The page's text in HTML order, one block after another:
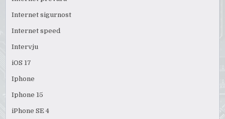
Internet sigurnost
Internet speed
Intervju
iOS 17
Iphone
Iphone 15
iPhone SE 4